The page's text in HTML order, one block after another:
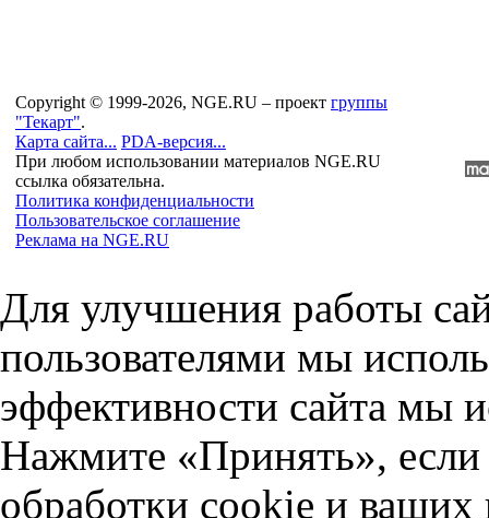
Copyright © 1999-2026, NGE.RU – проект группы
"Текарт".
Карта сайта... PDA-версия...
При любом использовании материалов NGE.RU
ссылка обязательна.
Политика конфиденциальности
Пользовательское соглашение
Реклама на NGE.RU
Для улучшения работы
пользователями мы
эффективности сайта мы
Нажмите «Принять», если
обработки cookie и